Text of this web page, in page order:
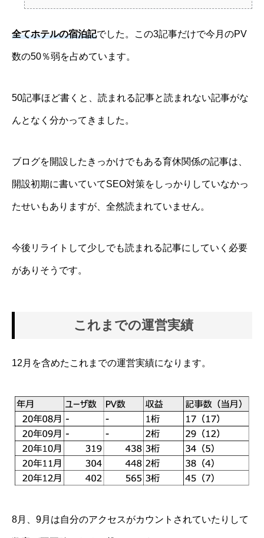
全てホテルの宿泊記でした。この3記事だけで今月のPV
数の50％弱を占めています。
50記事ほど書くと、読まれる記事と読まれない記事がな
んとなく分かってきました。
ブログを開設したきっかけでもある育休関係の記事は、
開設初期に書いていてSEO対策をしっかりしていなかっ
たせいもありますが、全然読まれていません。
今後リライトして少しでも読まれる記事にしていく必要
がありそうです。
これまでの運営実績
12月を含めたこれまでの運営実績になります。
8月、9月は自分のアクセスがカウントされていたりして